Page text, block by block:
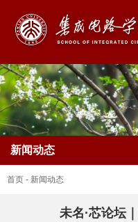
新闻动态
首页 - 新闻动态
未名·芯论坛